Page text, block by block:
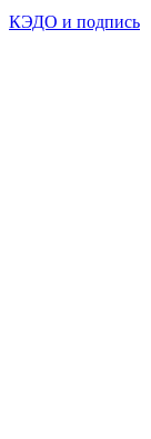
КЭДО и подпись